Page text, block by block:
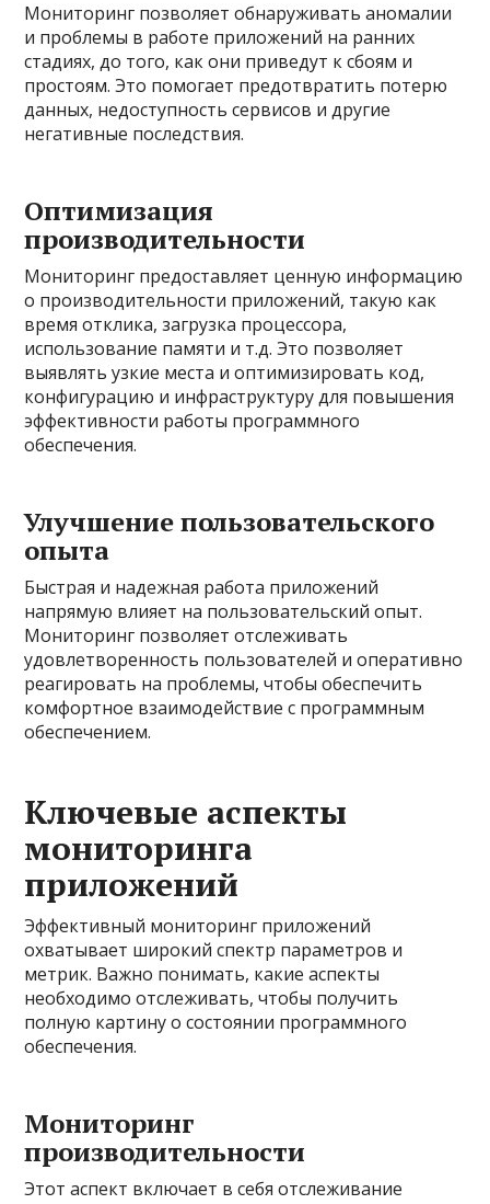
Мониторинг позволяет обнаруживать аномалии
и проблемы в работе приложений на ранних
стадиях, до того, как они приведут к сбоям и
простоям. Это помогает предотвратить потерю
данных, недоступность сервисов и другие
негативные последствия.
Оптимизация
производительности
Мониторинг предоставляет ценную информацию
о производительности приложений, такую как
время отклика, загрузка процессора,
использование памяти и т.д. Это позволяет
выявлять узкие места и оптимизировать код,
конфигурацию и инфраструктуру для повышения
эффективности работы программного
обеспечения.
Улучшение пользовательского
опыта
Быстрая и надежная работа приложений
напрямую влияет на пользовательский опыт.
Мониторинг позволяет отслеживать
удовлетворенность пользователей и оперативно
реагировать на проблемы, чтобы обеспечить
комфортное взаимодействие с программным
обеспечением.
Ключевые аспекты
мониторинга
приложений
Эффективный мониторинг приложений
охватывает широкий спектр параметров и
метрик. Важно понимать, какие аспекты
необходимо отслеживать, чтобы получить
полную картину о состоянии программного
обеспечения.
Мониторинг
производительности
Этот аспект включает в себя отслеживание